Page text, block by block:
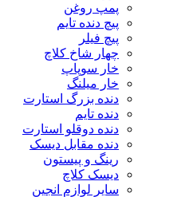
پمپ روغن
پیچ دنده تایم
پیچ فیلر
چهار شاخ کلاچ
خار سوپاپ
خار میلنگ
دنده بزرگ استارت
دنده تایم
دنده دوقلو استارت
دنده مقابل دیسک
رینگ و پیستون
دیسک کلاچ
سایر لوازم انجین